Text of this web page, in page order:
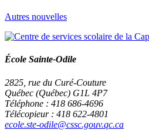
Autres nouvelles
École Sainte-Odile
2825, rue du Curé-Couture
Québec (Québec) G1L 4P7
Téléphone : 418 686-4696
Télécopieur : 418 622-4801
ecole.ste-odile@cssc.gouv.qc.ca